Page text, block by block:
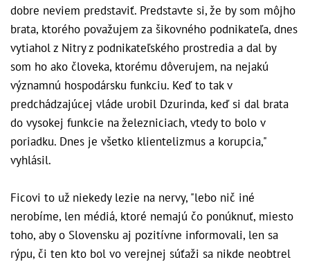
dobre neviem predstaviť. Predstavte si, že by som môjho
brata, ktorého považujem za šikovného podnikateľa, dnes
vytiahol z Nitry z podnikateľského prostredia a dal by
som ho ako človeka, ktorému dôverujem, na nejakú
významnú hospodársku funkciu. Keď to tak v
predchádzajúcej vláde urobil Dzurinda, keď si dal brata
do vysokej funkcie na železniciach, vtedy to bolo v
poriadku. Dnes je všetko klientelizmus a korupcia,"
vyhlásil.
Ficovi to už niekedy lezie na nervy, "lebo nič iné
nerobíme, len médiá, ktoré nemajú čo ponúknuť, miesto
toho, aby o Slovensku aj pozitívne informovali, len sa
rýpu, či ten kto bol vo verejnej súťaži sa nikde neobtrel